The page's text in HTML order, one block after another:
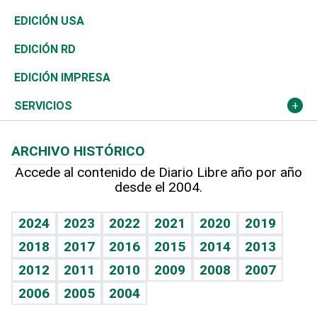
Reportajes
África
Ocenanía
Caribe
Resto del mundo
Vivienda
Telecom.
Global y variable
Economía personal
Buena Vida
Sociales
Novedades
Podcast Arte Libre
Hablando con el pediatra
Vida y familia
Eñe
Celebrando la vida
Sin complejos
Ciclismo
Tenis
Olimpismo
Más deportes
TBT Deportivo
En Directo
El Espía
Noticiero Poteleche
Columnistas
Más firmas
Tecnología
Historia
Martes de tecnología
Cambio climático
Economía
Revista
Deportes
Opinión
Hecho en casa
Guía del dinero
EDICIÓN USA
EDICIÓN RD
EDICIÓN IMPRESA
SERVICIOS
Cumpleaños
Horóscopos
Crucigramas
ARCHIVO HISTÓRICO
Accede al contenido de Diario Libre año por año
desde el 2004.
2024 2023 2022 2021 2020
2019
2018
2017 2016 2015 2014
2013
2012
2011 2010 2009 2008
2007
2006
2005 2004